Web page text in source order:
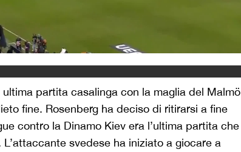
partita casalinga con la maglia del Malmö
fine. Rosenberg ha deciso di ritirarsi a fine
contro la Dinamo Kiev era l’ultima partita che
svedese ha iniziato a giocare a